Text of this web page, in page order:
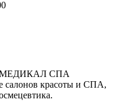
"МЕДИКАЛ СПА
красоты и СПА,